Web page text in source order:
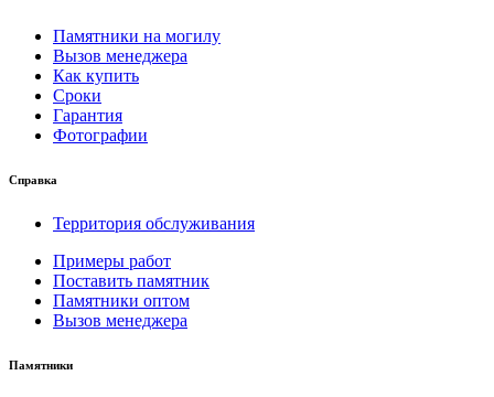
Памятники на могилу
Вызов менеджера
Как купить
Сроки
Гарантия
Фотографии
Справка
Территория обслуживания
Примеры работ
Поставить памятник
Памятники оптом
Вызов менеджера
Памятники